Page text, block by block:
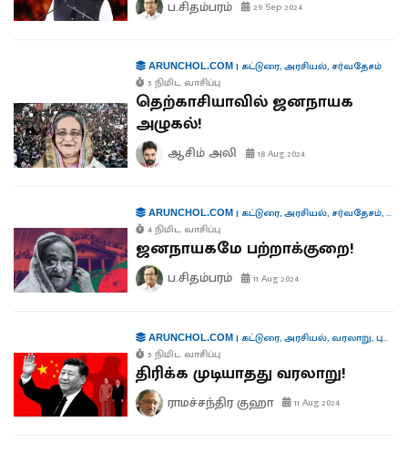
ப.சிதம்பரம் 29 Sep 2024
ARUNCHOL.COM| கட்டுரை,அரசியல், சர்வதேசம்
5 நிமிட வாசிப்பு
தெற்காசியாவில் ஜனநாயக
அழுகல்!
ஆசிம் அலி 18 Aug 2024
ARUNCHOL.COM| கட்டுரை,அரசியல், சர்வதேசம்,
4 நிமிட வாசிப்பு
ஜனநாயகமே பற்றாக்குறை!
ப.சிதம்பரம் 11 Aug 2024
ARUNCHOL.COM| கட்டுரை,அரசியல், வரலாறு,புத்தகங்கள்
5 நிமிட வாசிப்பு
திரிக்க முடியாதது வரலாறு!
ராமச்சந்திர குஹா 11 Aug 2024